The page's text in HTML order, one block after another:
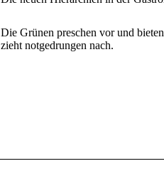
Die Grünen preschen vor und
zieht notgedrungen nach.